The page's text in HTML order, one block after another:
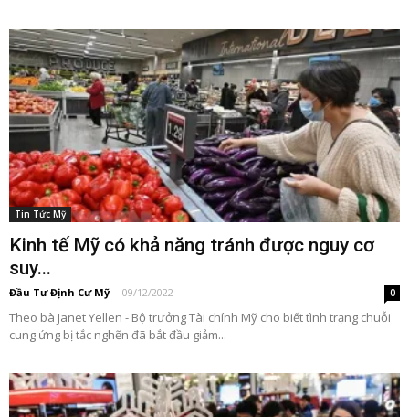
Tin Tức Mỹ
Kinh tế Mỹ có khả năng tránh được nguy cơ
suy...
Đầu Tư Định Cư Mỹ - 09/12/2022 0
Theo bà Janet Yellen - Bộ trưởng Tài chính Mỹ cho biết tình trạng chuỗi
cung ứng bị tắc nghẽn đã bắt đầu giảm...